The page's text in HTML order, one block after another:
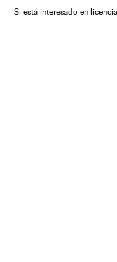
Si está interesado en